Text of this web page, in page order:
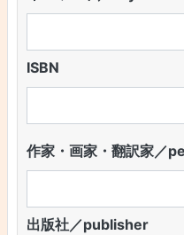
ISBN
作家・画家・翻訳家／
出版社／publisher